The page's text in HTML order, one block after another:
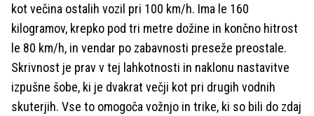
kot večina ostalih vozil pri 100 km/h. Ima le 160
kilogramov, krepko pod tri metre dožine in končno hitrost
le 80 km/h, in vendar po zabavnosti preseže preostale.
Skrivnost je prav v tej lahkotnosti in naklonu nastavitve
izpušne šobe, ki je dvakrat večji kot pri drugih vodnih
skuterjih. Vse to omogoča vožnjo in trike, ki so bili do zdaj